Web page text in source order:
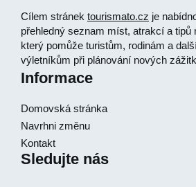
Cílem stránek tourismato.cz je
přehledný seznam míst, atrakcí a tipů
který pomůže turistům, rodinám a
výletníkům při plánování nových
Informace
Domovská stránka
Navrhni změnu
Kontakt
Sledujte nás